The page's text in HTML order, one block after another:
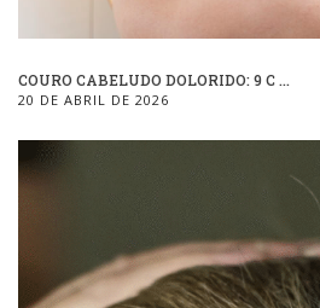
COURO CABELUDO DOLORIDO: 9 C ...
20 DE ABRIL DE 2026